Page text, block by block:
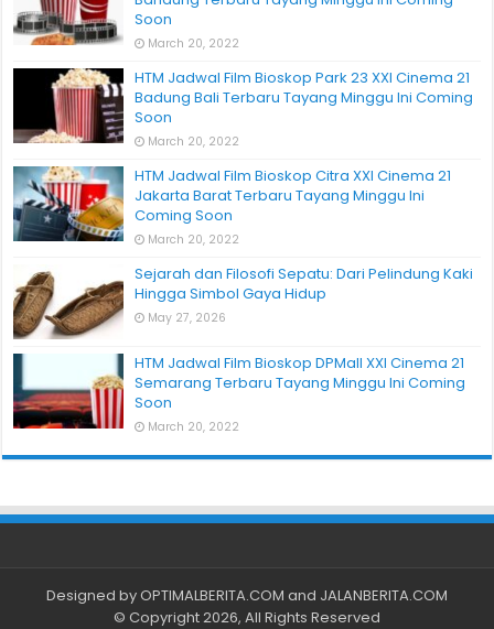
Soon
March 20, 2022
HTM Jadwal Film Bioskop Park 23 XXI Cinema 21
Badung Bali Terbaru Tayang Minggu Ini Coming
Soon
March 20, 2022
HTM Jadwal Film Bioskop Citra XXI Cinema 21
Jakarta Barat Terbaru Tayang Minggu Ini
Coming Soon
March 20, 2022
Sejarah dan Filosofi Sepatu: Dari Pelindung Kaki
Hingga Simbol Gaya Hidup
May 27, 2026
HTM Jadwal Film Bioskop DPMall XXI Cinema 21
Semarang Terbaru Tayang Minggu Ini Coming
Soon
March 20, 2022
Designed byOPTIMALBERITA.COM and JALANBERITA.COM
© Copyright 2026, All Rights Reserved